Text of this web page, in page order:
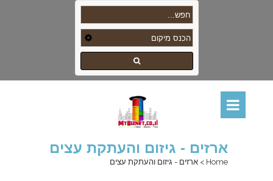
ארזים - גיזום והעתקת עצים
Home
> ארזים - גיזום והעתקת עצים